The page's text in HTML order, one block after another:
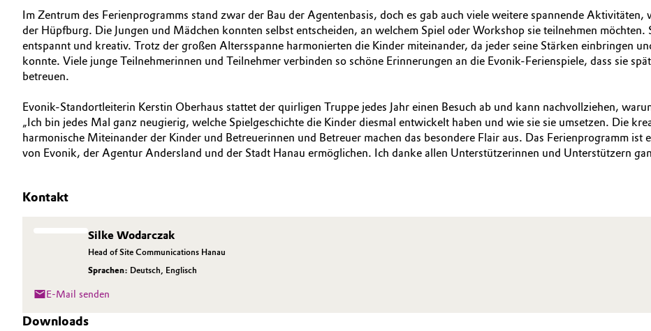
Consumer Goods & Lifestyle
Electronics & Telecommunications
Food & Beverage
Green Hydrogen
Home Care & Cleaning
Industrial Manufacturing & Machinery
Medical Devices
Allgemeine Verkaufs- und Lieferbedingungen (AVB)
Business Lines
Karriere
Investor Relations
Im Zentrum des Ferienprogramms stand zwar der Bau der Agentenbasis, doch es gab auch viele weitere spannende
der Hüpfburg. Die Jungen und Mädchen konnten selbst entscheiden, an welchem Spiel oder Workshop sie teilnehmen
entspannt und kreativ. Trotz der großen Altersspanne harmonierten die Kinder miteinander, da jeder seine Stärken einbringen
konnte. Viele junge Teilnehmerinnen und Teilnehmer verbinden so schöne Erinnerungen an die Evonik-Ferienspiele, dass sie
betreuen.
Evonik-Standortleiterin Kerstin Oberhaus stattet der quirligen Truppe jedes Jahr einen Besuch ab und kann nachvollziehen,
„Ich bin jedes Mal ganz neugierig, welche Spielgeschichte die Kinder diesmal entwickelt haben und wie sie sie umsetzen. Die
harmonische Miteinander der Kinder und Betreuerinnen und Betreuer machen das besondere Flair aus. Das Ferienprogramm ist
von Evonik, der Agentur Andersland und der Stadt Hanau ermöglichen. Ich danke allen Unterstützerinnen und Unterstützern
Kontakt
Silke Wodarczak
Head of Site Communications Hanau
Sprachen: Deutsch, Englisch
E-Mail senden
Downloads